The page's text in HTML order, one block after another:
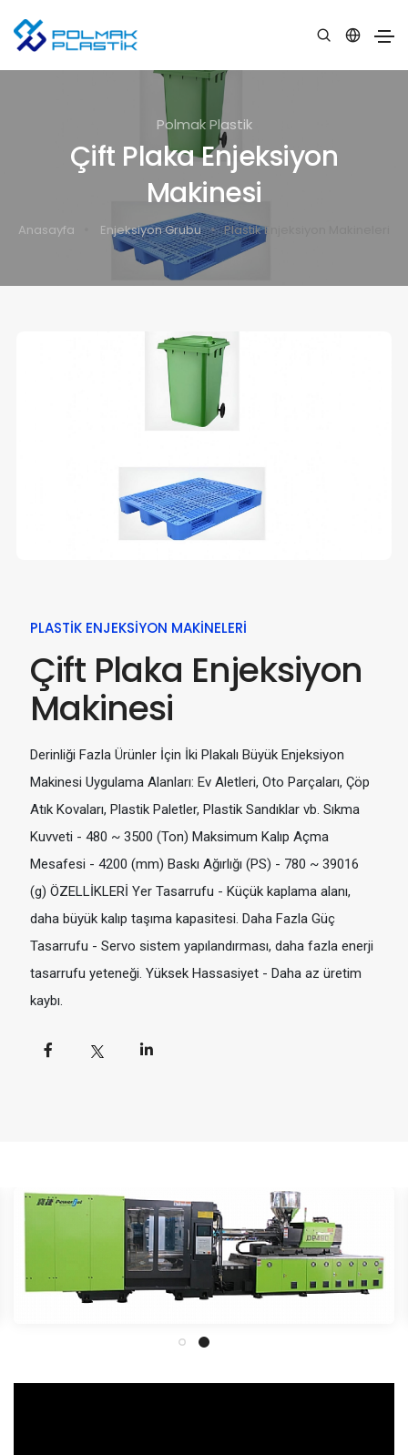
Polmak Plastik
Çift Plaka Enjeksiyon
Makinesi
Anasayfa Enjeksiyon Grubu Plastik Enjeksiyon Makineleri
PLASTIK ENJEKSIYON MAKINELERI
Çift Plaka Enjeksiyon
Makinesi
Derinliği Fazla Ürünler İçin İki Plakalı Büyük Enjeksiyon
Makinesi Uygulama Alanları: Ev Aletleri, Oto Parçaları, Çöp
Atık Kovaları, Plastik Paletler, Plastik Sandıklar vb. Sıkma
Kuvveti - 480 ~ 3500 (Ton) Maksimum Kalıp Açma
Mesafesi - 4200 (mm) Baskı Ağırlığı (PS) - 780 ~ 39016
(g) ÖZELLİKLERİ Yer Tasarrufu - Küçük kaplama alanı,
daha büyük kalıp taşıma kapasitesi. Daha Fazla Güç
Tasarrufu - Servo sistem yapılandırması, daha fazla enerji
tasarrufu yeteneği. Yüksek Hassasiyet - Daha az üretim
kaybı.